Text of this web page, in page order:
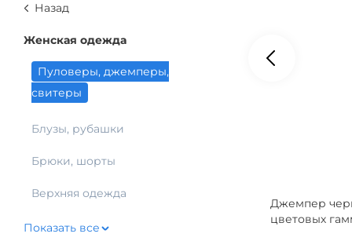
Назад
Женская одежда
Пуловеры, джемперы,
свитеры
Блузы, рубашки
Брюки, шорты
Верхняя одежда
Показать все
Джемпер
цветовых